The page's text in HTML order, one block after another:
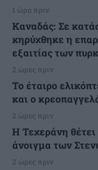
1 ώρα πριν
Καναδάς: Σε
κηρύχθηκε η
εξαιτίας των
2 ώρες πριν
Το έταιρο
και ο
2 ώρες πριν
Η Τεχεράνη θέτει
άνοιγμα των
2 ώρες πριν